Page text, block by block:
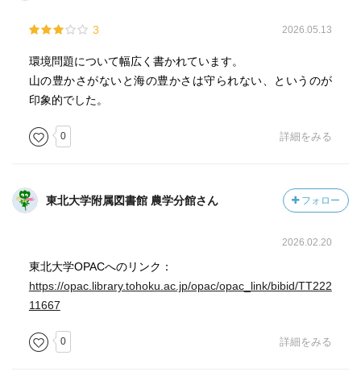
3 2026.05.13
環境問題について幅広く書かれています。
山の豊かさがないと海の豊かさは守られない、というのが
印象的でした。
0 詳細をみる
東北大学附属図書館 農学分館さん フォロー
2026.02.20
東北大学OPACへのリンク：
https://opac.library.tohoku.ac.jp/opac/opac_link/bibid/TT222
11667
0 詳細をみる